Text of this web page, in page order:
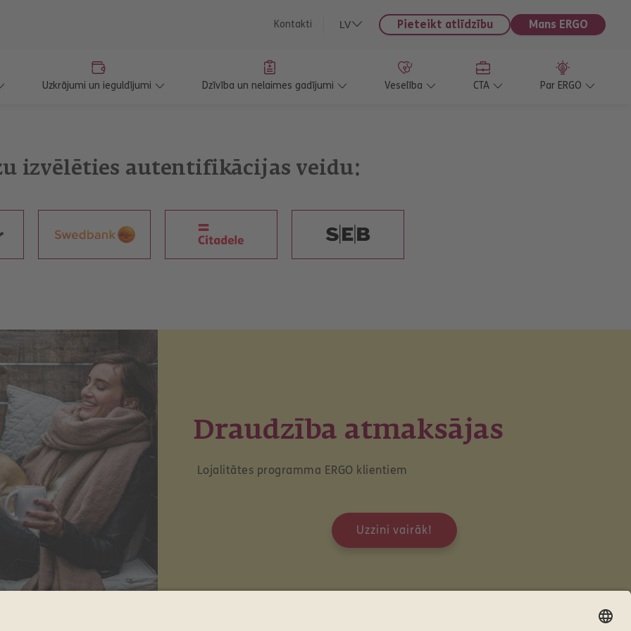
Kontakti LV Pieteikt atlīdzību Mans ERGO
Uzkrājumi un ieguldījumi Dzīvība un nelaimes gadījumi Veselība CTA Par ERGO
izvēlēties autentifikācijas veidu:
Draudzība atmaksājas
Lojalitātes programma ERGO klientiem
Uzzini vairāk!